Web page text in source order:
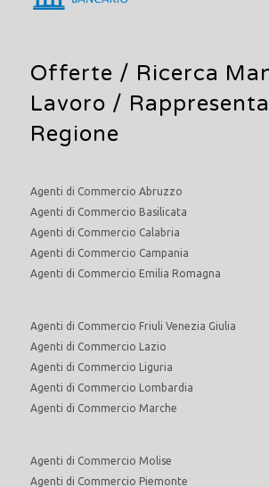
Offerte / Ricerca
Lavoro /
Regione
Agenti di Commercio Abruzzo
Agenti di Commercio Basilicata
Agenti di Commercio Calabria
Agenti di Commercio Campania
Agenti di Commercio Emilia Romagna
Agenti di Commercio Friuli Venezia Giulia
Agenti di Commercio Lazio
Agenti di Commercio Liguria
Agenti di Commercio Lombardia
Agenti di Commercio Marche
Agenti di Commercio Molise
Agenti di Commercio Piemonte